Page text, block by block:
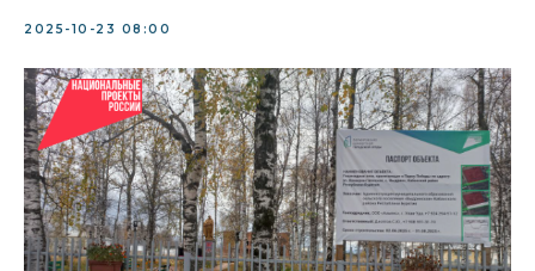
2025-10-23 08:00